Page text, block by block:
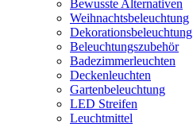
Bewusste Alternativen
Weihnachtsbeleuchtung
Dekorationsbeleuchtung
Beleuchtungszubehör
Badezimmerleuchten
Deckenleuchten
Gartenbeleuchtung
LED Streifen
Leuchtmittel